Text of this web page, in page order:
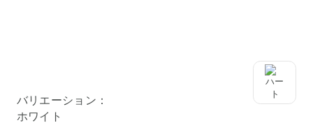
バリエーション：
ホワイト